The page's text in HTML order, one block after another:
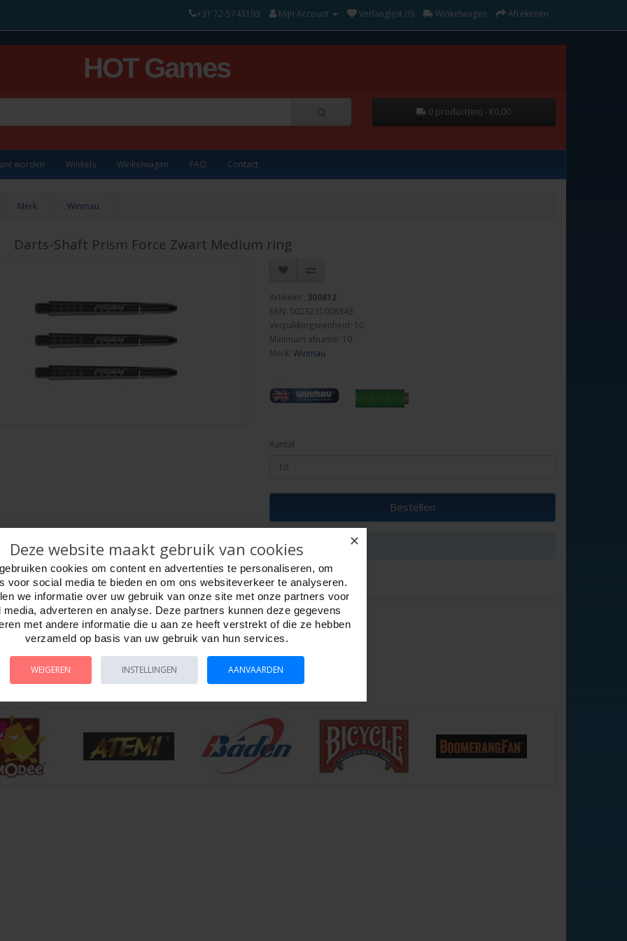
+31 72-5743193 Mijn Account Verlanglijst (0) Winkelwagen Afrekenen
HOT Games
0 product(en) - €0,00
worden Winkels Winkelwagen FAQ Contact
Merk Winmau
Darts-Shaft Prism Force Zwart Medium ring
Artikelnr: 300812
EAN: 5023231008343
Verpakkingseenheid: 10
Minimum afname: 10
Merk:Winmau
Aantal
Bestellen
Minimum afname:
Foto hoge resolutie Details
Prism Force
( 41 mm zonder schroefdraad )
201
✕
Deze website maakt gebruik van cookies
cookies om content en advertenties te personaliseren, om
voor social media te bieden en om ons websiteverkeer te analyseren.
we informatie over uw gebruik van onze site met onze partners voor
media, adverteren en analyse. Deze partners kunnen deze gegevens
met andere informatie die u aan ze heeft verstrekt of die ze hebben
verzameld op basis van uw gebruik van hun services.
WEIGEREN INSTELLINGEN AANVAARDEN